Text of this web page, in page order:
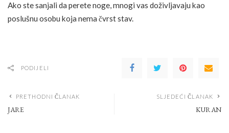
Ako ste sanjali da perete noge, mnogi vas doživljavaju kao
poslušnu osobu koja nema čvrst stav.
PODIJELI
PRETHODNI ČLANAK
JARE
SLJEDEĆI ČLANAK
KURAN